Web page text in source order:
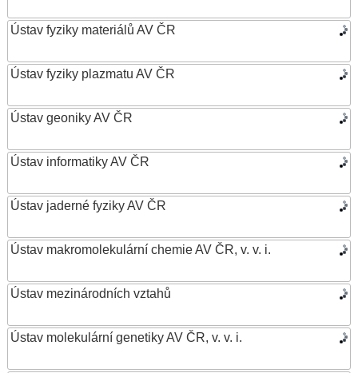
Ústav fyziky materiálů AV ČR
Ústav fyziky plazmatu AV ČR
Ústav geoniky AV ČR
Ústav informatiky AV ČR
Ústav jaderné fyziky AV ČR
Ústav makromolekulární chemie AV ČR, v. v. i.
Ústav mezinárodních vztahů
Ústav molekulární genetiky AV ČR, v. v. i.